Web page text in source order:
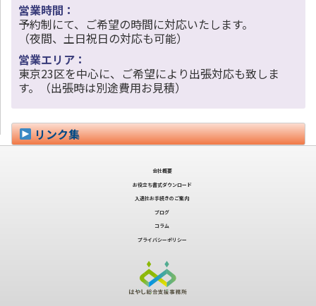
営業時間：
予約制にて、ご希望の時間に対応いたします。
（夜間、土日祝日の対応も可能）
営業エリア：
東京23区を中心に、ご希望により出張対応も致しま
す。（出張時は別途費用お見積）
リンク集
会社概要
お役立ち書式ダウンロード
入退社お手続きのご案内
ブログ
コラム
プライバシーポリシー